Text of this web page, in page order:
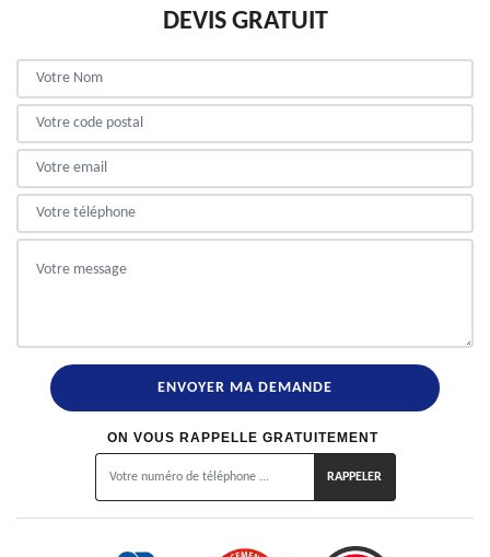
DEVIS GRATUIT
ON VOUS RAPPELLE GRATUITEMENT